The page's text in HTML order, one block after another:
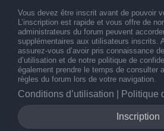
Vous devez être inscrit avant de pouvoir
L’inscription est rapide et vous offre de
administrateurs du forum peuvent
supplémentaires aux utilisateurs inscrits.
assurez-vous d’avoir pris connaissance
d’utilisation et de notre politique de
également prendre le temps de consulter
règles du forum lors de votre navigation.
Conditions d’utilisation Politique
Inscription